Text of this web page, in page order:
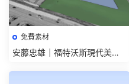
免費素材
安藤忠雄｜福特沃斯現代美術